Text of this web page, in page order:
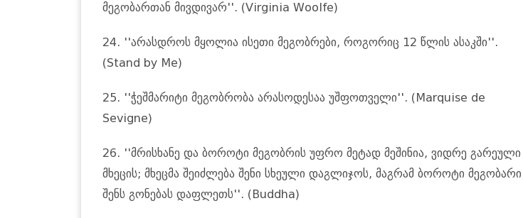
მეგობართან მივდივარ''. (Virginia Woolfe)
24. ''არასდროს მყოლია ისეთი მეგობრები, როგორიც 12 წლის ასაკში''.
(Stand by Me)
25. ''ჭეშმარიტი მეგობრობა არასოდესაა უშფოთველი''. (Marquise de
Sevigne)
26. ''მრისხანე და ბოროტი მეგობრის უფრო მეტად მეშინია, ვიდრე გარეული
მხეცის; მხეცმა შეიძლება შენი სხეული დაგლიჯოს, მაგრამ ბოროტი მეგობარი
შენს გონებას დაფლეთს''. (Buddha)